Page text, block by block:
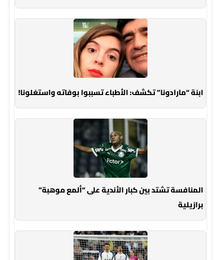
ابنة “مارادونا” تكشف: الأطباء تسببوا بوفاته واستغلونا!
المنافسة تشتد بين كبار الأندية على “ألمع موهبة”
برازيلية